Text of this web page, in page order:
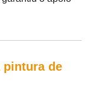
pintura de